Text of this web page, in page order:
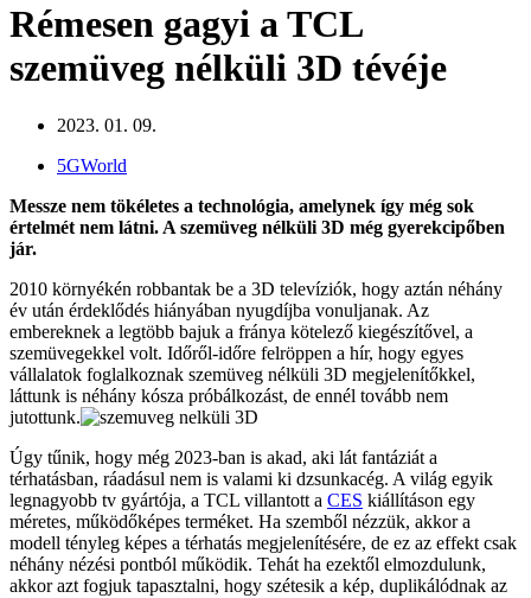
Rémesen gagyi a TCL
szemüveg nélküli 3D tévéje
2023. 01. 09.
5GWorld
Messze nem tökéletes a technológia, amelynek így még sok
értelmét nem látni. A szemüveg nélküli 3D még gyerekcipőben
jár.
2010 környékén robbantak be a 3D televíziók, hogy aztán néhány
év után érdeklődés hiányában nyugdíjba vonuljanak. Az
embereknek a legtöbb bajuk a fránya kötelező kiegészítővel, a
szemüvegekkel volt. Időről-időre felröppen a hír, hogy egyes
vállalatok foglalkoznak szemüveg nélküli 3D megjelenítőkkel,
láttunk is néhány kósza próbálkozást, de ennél tovább nem
jutottunk.
Úgy tűnik, hogy még 2023-ban is akad, aki lát fantáziát a
térhatásban, ráadásul nem is valami ki dzsunkacég. A világ egyik
legnagyobb tv gyártója, a TCL villantott a CES kiállításon egy
méretes, működőképes terméket. Ha szemből nézzük, akkor a
modell tényleg képes a térhatás megjelenítésére, de ez az effekt csak
néhány nézési pontból működik. Tehát ha ezektől elmozdulunk,
akkor azt fogjuk tapasztalni, hogy szétesik a kép, duplikálódnak az